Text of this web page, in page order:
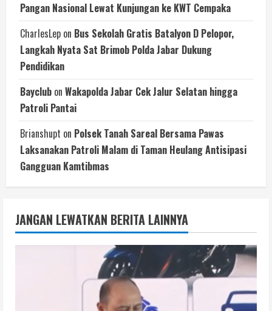
Pangan Nasional Lewat Kunjungan ke KWT Cempaka
CharlesLep on ‎Bus Sekolah Gratis Batalyon D Pelopor,
Langkah Nyata Sat Brimob Polda Jabar Dukung
Pendidikan
Bayclub on Wakapolda Jabar Cek Jalur Selatan hingga
Patroli Pantai
Brianshupt on Polsek Tanah Sareal Bersama Pawas
Laksanakan Patroli Malam di Taman Heulang Antisipasi
Gangguan Kamtibmas
JANGAN LEWATKAN BERITA LAINNYA